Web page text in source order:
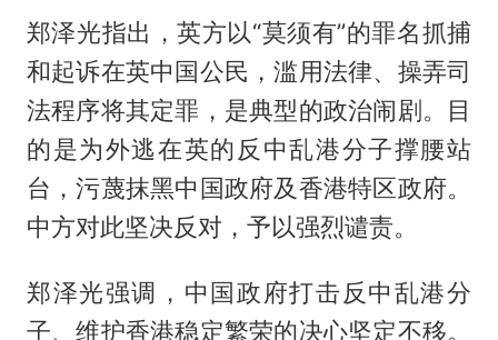
郑泽光指出，英方以“莫须有”的罪名抓捕
和起诉在英中国公民，滥用法律、操弄司
法程序将其定罪，是典型的政治闹剧。目
的是为外逃在英的反中乱港分子撑腰站
台，污蔑抹黑中国政府及香港特区政府。
中方对此坚决反对，予以强烈谴责。
郑泽光强调，中国政府打击反中乱港分
子、维护香港稳定繁荣的决心坚定不移。